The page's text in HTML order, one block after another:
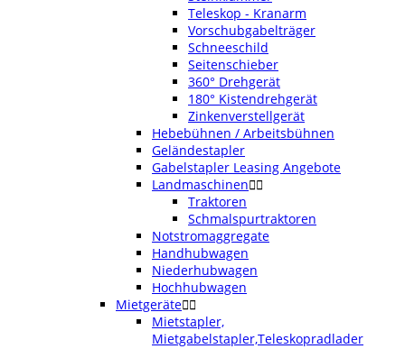
Teleskop - Kranarm
Vorschubgabelträger
Schneeschild
Seitenschieber
360° Drehgerät
180° Kistendrehgerät
Zinkenverstellgerät
Hebebühnen / Arbeitsbühnen
Geländestapler
Gabelstapler Leasing Angebote
Landmaschinen
Traktoren
Schmalspurtraktoren
Notstromaggregate
Handhubwagen
Niederhubwagen
Hochhubwagen
Mietgeräte
Mietstapler,
Mietgabelstapler,Teleskopradlader